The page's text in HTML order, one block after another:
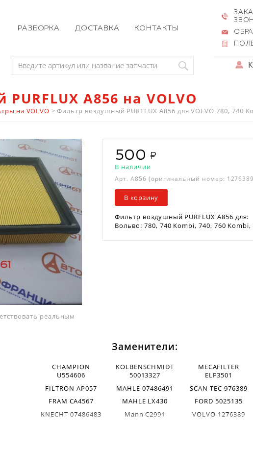
РАЗБОРКА ДОСТАВКА КОНТАКТЫ
A856 на VOLVO
на VOLVO >Фильтр воздушный PURFLUX A856 для VOLVO 780, 740
реальным
500
В наличии
Арт.A856 (оригинальный номер:
В корзину
Фильтр воздушный PURFLUX A856 для:
Вольво: 780, 740 Kombi, 740, 760 Kombi,
Заменители:
CHAMPION
U554606
FILTRON AP057
FRAM CA4567
KNECHT 07486483
KOLBENSCHMIDT
50013327
MAHLE 07486491
MAHLE LX430
Mann C2991
MECAFILTER
ELP3501
SCAN TEC 976389
FORD 5025135
VOLVO 1276389